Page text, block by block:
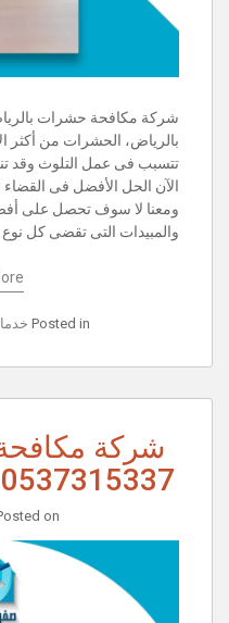
شركة مكافحة حشرات
بالرياض، الحشرات من أكثر
تتسبب فى عمل التلوث وقد
الآن الحل الأفضل فى القضاء
ومعنا لا سوف تحصل على
والمبيدات التى تقضى كل
Posted in
شركة
0537315337 خصم حتى % 25
on